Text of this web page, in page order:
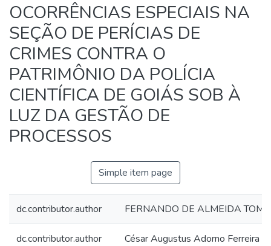
OCORRÊNCIAS ESPECIAIS NA
SEÇÃO DE PERÍCIAS DE
CRIMES CONTRA O
PATRIMÔNIO DA POLÍCIA
CIENTÍFICA DE GOIÁS SOB À
LUZ DA GESTÃO DE
PROCESSOS
Simple item page
dc.contributor.author FERNANDO DE ALMEIDA
dc.contributor.author César Augustus Adorno Ferreira